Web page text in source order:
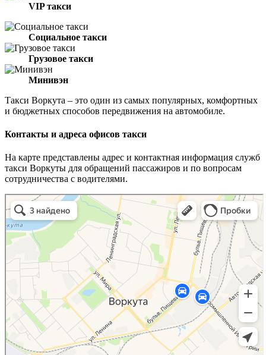
VIP такси
Социальное такси
Грузовое такси
Минивэн
Такси Воркута – это один из самых популярных, комфортных
и бюджетных способов передвижения на автомобиле.
Контакты и адреса офисов такси
На карте представлены адрес и контактная информация служб
такси Воркуты для обращений пассажиров и по вопросам
сотрудничества с водителями.